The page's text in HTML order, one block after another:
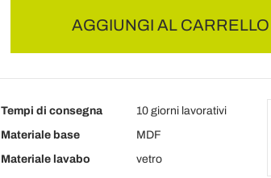
AGGIUNGI AL CARRELLO
Tempi di consegna
10 giorni lavorativi
Materiale base
MDF
Materiale lavabo
vetro